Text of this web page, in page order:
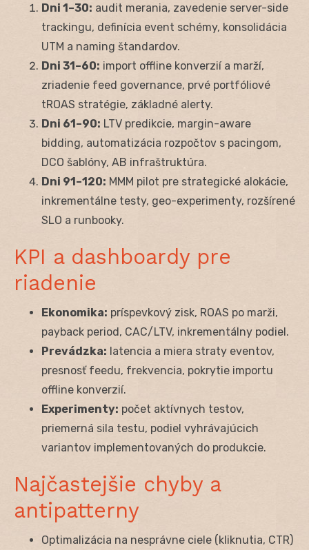
Dni 1–30: audit merania, zavedenie server-side
trackingu, definícia event schémy, konsolidácia
UTM a naming štandardov.
Dni 31–60: import offline konverzií a marží,
zriadenie feed governance, prvé portfóliové
tROAS stratégie, základné alerty.
Dni 61–90: LTV predikcie, margin-aware
bidding, automatizácia rozpočtov s pacingom,
DCO šablóny, AB infraštruktúra.
Dni 91–120: MMM pilot pre strategické alokácie,
inkrementálne testy, geo-experimenty, rozšírené
SLO a runbooky.
KPI a dashboardy pre
riadenie
Ekonomika: príspevkový zisk, ROAS po marži,
payback period, CAC/LTV, inkrementálny podiel.
Prevádzka: latencia a miera straty eventov,
presnosť feedu, frekvencia, pokrytie importu
offline konverzií.
Experimenty: počet aktívnych testov,
priemerná sila testu, podiel vyhrávajúcich
variantov implementovaných do produkcie.
Najčastejšie chyby a
antipatterny
Optimalizácia na nesprávne ciele (kliknutia, CTR)